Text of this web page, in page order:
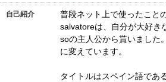
自己紹介
普段ネット上で使ったこと
salvatoreは、自分が大好き
soの主人公から貰いました
に変えています。
タイトルはスペイン語であ